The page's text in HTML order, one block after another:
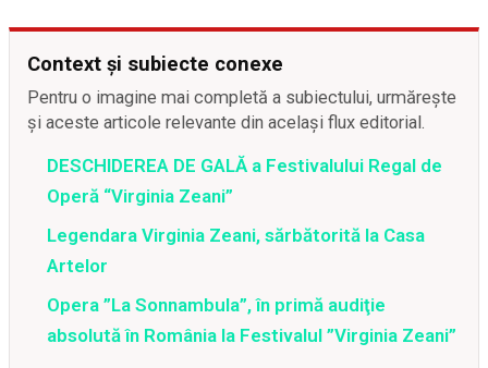
Context și subiecte conexe
Pentru o imagine mai completă a subiectului, urmărește
și aceste articole relevante din același flux editorial.
DESCHIDEREA DE GALĂ a Festivalului Regal de
Operă “Virginia Zeani”
Legendara Virginia Zeani, sărbătorită la Casa
Artelor
Opera ”La Sonnambula”, în primă audiţie
absolută în România la Festivalul ”Virginia Zeani”